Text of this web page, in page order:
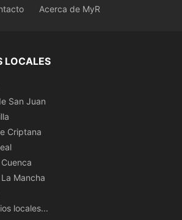
Acerca de MyR
LOCALES
San Juan
Criptana
Mancha
locales...